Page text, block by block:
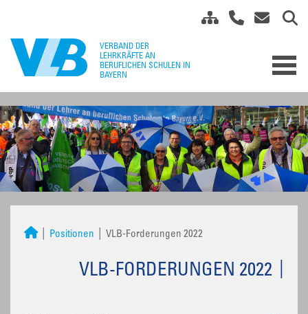
Positionen VLB-Forderungen 2022
VLB-FORDERUNGEN 2022